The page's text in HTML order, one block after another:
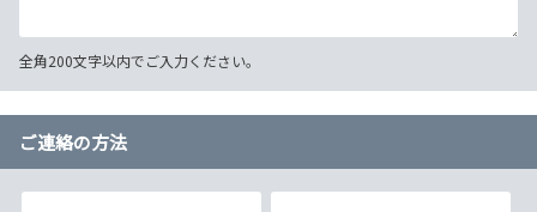
全角200文字以内でご入力ください。
ご連絡の方法